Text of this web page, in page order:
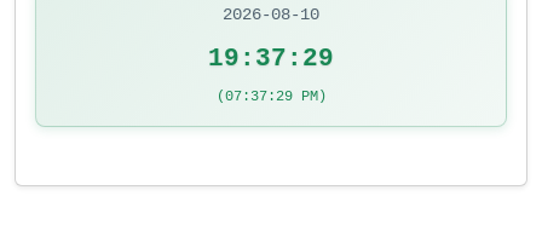
2026-08-10
19:37:29
(07:37:29 PM)